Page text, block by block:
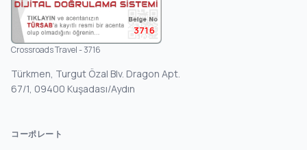
3716
Crossroads Travel - 3716
Türkmen, Turgut Özal Blv. Dragon Apt.
67/1, 09400 Kuşadası/Aydın
コーポレート